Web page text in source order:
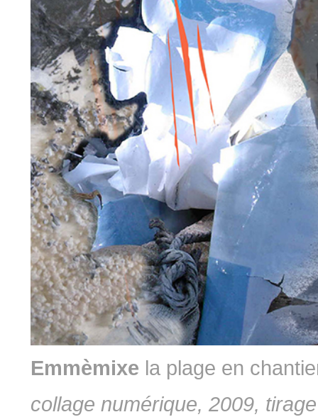
Emmèmixe la plage en
collage numérique, 2009,